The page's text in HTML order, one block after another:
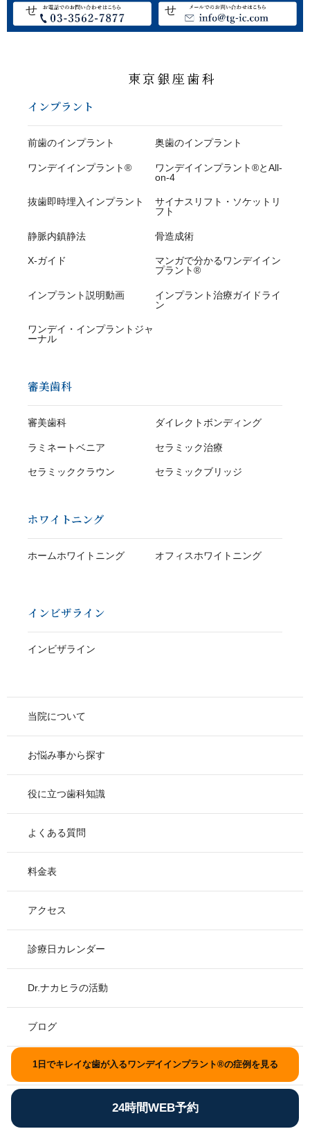
せ
せ
インプラント
前歯のインプラント 奥歯のインプラント
ワンデイインプラント®
ワンデイインプラント®とAll-
on-4
抜歯即時埋入インプラント
サイナスリフト・ソケットリ
フト
静脈内鎮静法 骨造成術
X-ガイド
マンガで分かるワンデイイン
プラント®
インプラント説明動画
インプラント治療ガイドライ
ン
ワンデイ・インプラントジャ
ーナル
審美歯科
審美歯科 ダイレクトボンディング
ラミネートベニア セラミック治療
セラミッククラウン セラミックブリッジ
ホワイトニング
ホームホワイトニング オフィスホワイトニング
インビザライン
インビザライン
当院について
お悩み事から探す
役に立つ歯科知識
よくある質問
料金表
アクセス
診療日カレンダー
Dr.ナカヒラの活動
ブログ
資料請求
プライバシーポリシー
1日でキレイな歯が入るワンデイインプラント®の症例を見る
24時間WEB予約